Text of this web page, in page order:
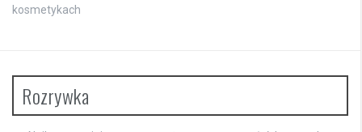
kosmetykach
Rozrywka